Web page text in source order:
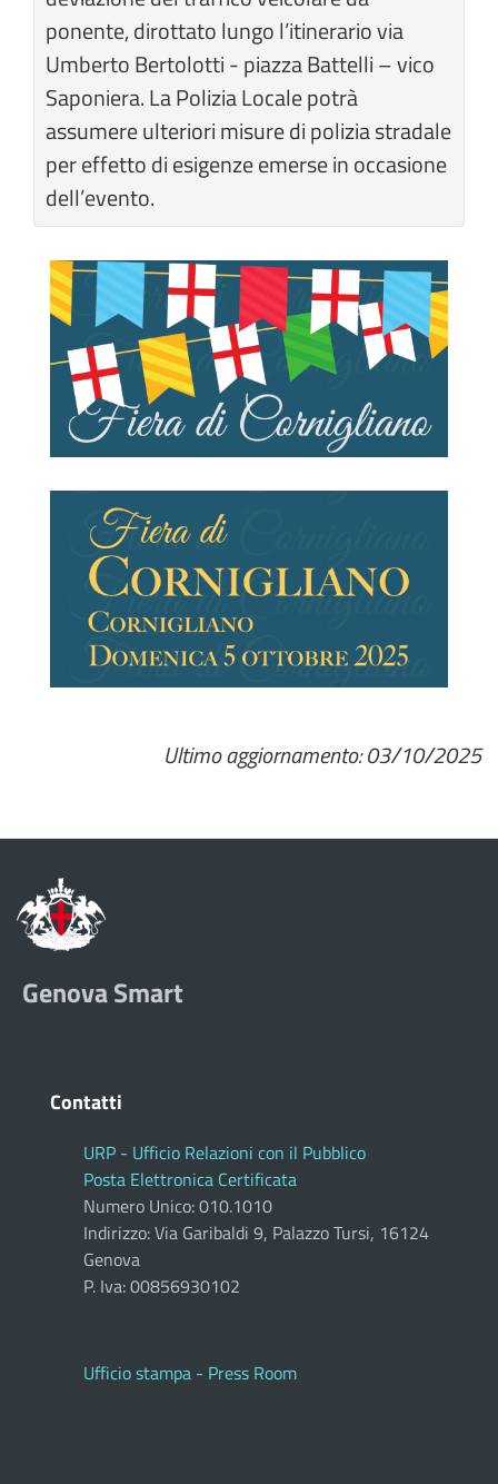
ponente, dirottato lungo l’itinerario via
Umberto Bertolotti - piazza Battelli – vico
Saponiera. La Polizia Locale potrà
assumere ulteriori misure di polizia stradale
per effetto di esigenze emerse in occasione
dell’evento.
Ultimo aggiornamento: 03/10/2025
Genova Smart
Contatti
URP - Ufficio Relazioni con il Pubblico
Posta Elettronica Certificata
Numero Unico: 010.1010
Indirizzo: Via Garibaldi 9, Palazzo Tursi, 16124
Genova
P. Iva: 00856930102
Ufficio stampa - Press Room